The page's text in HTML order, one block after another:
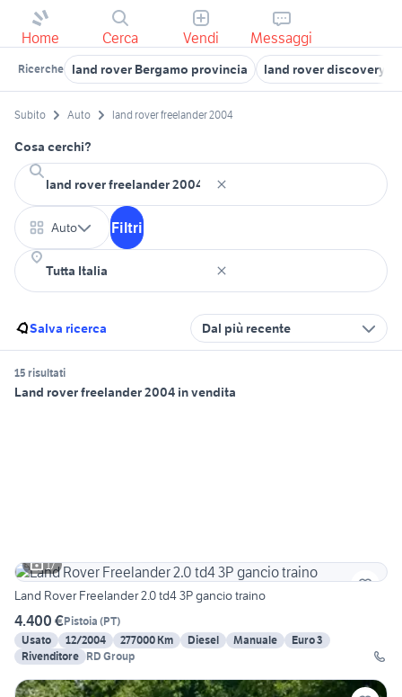
Home Cerca Vendi Messaggi
Ricerche land rover Bergamo provincia land rover discovery
Subito Auto land rover freelander 2004
Cosa cerchi?
Auto Filtri
Salva ricerca Dal più recente
15 risultati
Land rover freelander 2004 in vendita
17
Land Rover Freelander 2.0 td4 3P gancio traino
4.400 €Pistoia (PT)
Usato
12/2004 277000 Km Diesel Manuale
Euro 3
Rivenditore RD Group